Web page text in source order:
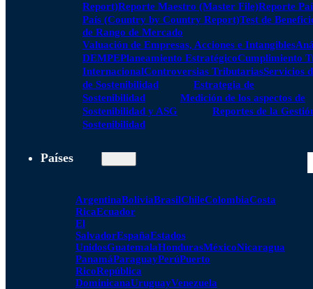
Report)Reporte Maestro (Master File)Reporte
País (Country by Country Report)Test de
de Rango de Mercado
Valuación de Empresas, Acciones e Intangibles
DEMPEPlaneamiento EstratégicoCumplimiento
InternacionalControversias TributariasServicios
de Sostenibilidad
Estrategia de
Sostenibilidad
Medición de los aspectos de
Sostenibilidad y ASG
Reportes de la
Sostenibilidad
Países
ArgentinaBoliviaBrasilChileColombiaCosta
RicaEcuador
El
SalvadorEspañaEstados
UnidosGuatemalaHondurasMéxicoNicaragua
PanamáParaguayPerúPuerto
RicoRepública
DominicanaUruguayVenezuela